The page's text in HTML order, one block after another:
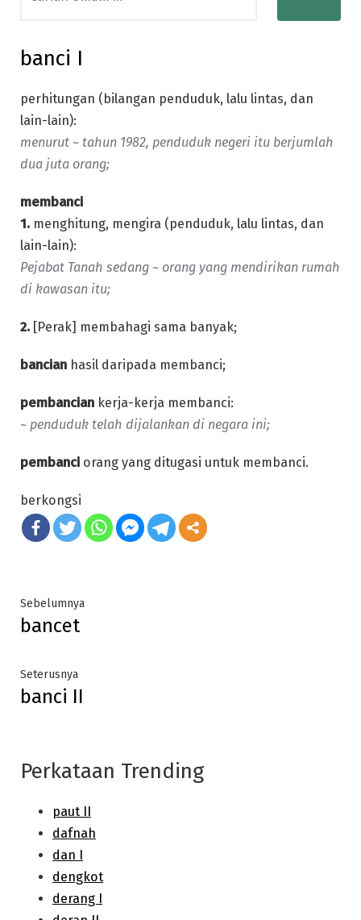
banci I
perhitungan (bilangan penduduk, lalu lintas, dan
lain-lain):
menurut ~ tahun 1982, penduduk negeri itu berjumlah
dua juta orang;
membanci
1. menghitung, mengira (penduduk, lalu lintas, dan
lain-lain):
Pejabat Tanah sedang ~ orang yang mendirikan rumah
di kawasan itu;
2. [Perak] membahagi sama banyak;
bancian hasil daripada membanci;
pembancian kerja-kerja membanci:
~ penduduk telah dijalankan di negara ini;
pembanci orang yang ditugasi untuk membanci.
berkongsi
Post
navigation
Sebelumnya
bancet
Seterusnya
post:
banci II
Perkataan Trending